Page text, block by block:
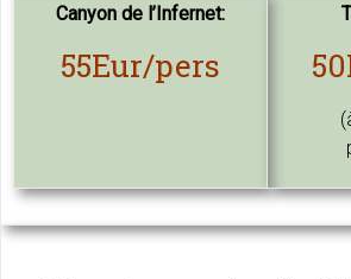
Canyon de l’Infernet:
55Eur/pers